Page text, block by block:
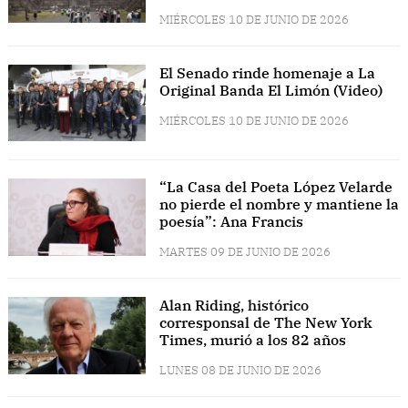
MIÉRCOLES 10 DE JUNIO DE 2026
El Senado rinde homenaje a La
Original Banda El Limón (Video)
MIÉRCOLES 10 DE JUNIO DE 2026
“La Casa del Poeta López Velarde
no pierde el nombre y mantiene la
poesía”: Ana Francis
MARTES 09 DE JUNIO DE 2026
Alan Riding, histórico
corresponsal de The New York
Times, murió a los 82 años
LUNES 08 DE JUNIO DE 2026